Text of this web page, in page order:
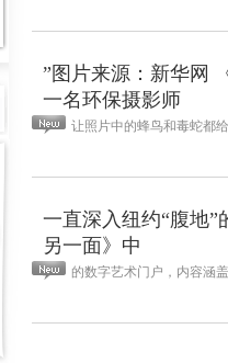
”图片来源：新华网
一名环保摄影师
让照片中的蜂鸟和毒蛇都
一直深入纽约“腹地
另一面》中
的数字艺术门户，内容涵